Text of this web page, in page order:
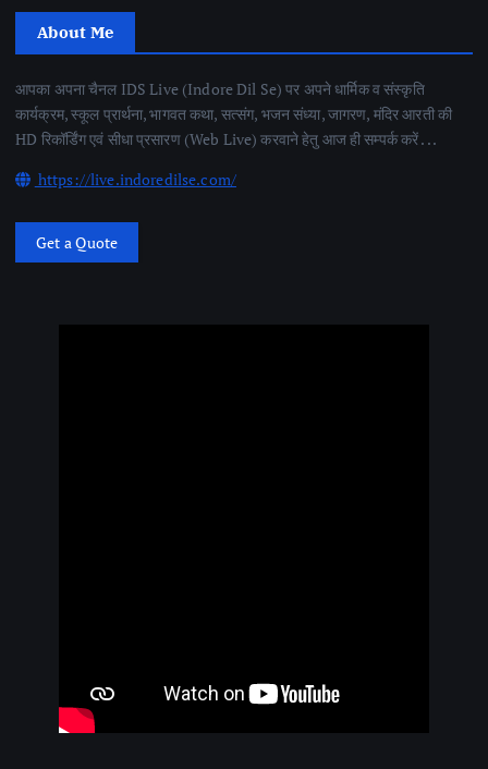
About Me
आपका अपना चैनल IDS Live (Indore Dil Se) पर अपने धार्मिक व संस्कृति
कार्यक्रम, स्कूल प्रार्थना, भागवत कथा, सत्संग, भजन संध्या, जागरण, मंदिर आरती की
HD रिकॉर्डिंग एवं सीधा प्रसारण (Web Live) करवाने हेतु आज ही सम्पर्क करें . . .
https://live.indoredilse.com/
Get a Quote